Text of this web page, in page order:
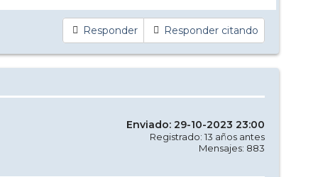
Responder Responder citando
Enviado: 29-10-2023 23:00
Registrado: 13 años antes
Mensajes: 883